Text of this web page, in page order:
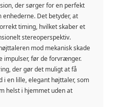
der sørger for en perfekt
Det betyder, at
timing, hvilket skaber et
stereoperspektiv.
mod mekanisk skade
impulser, før de forvrænger.
der gør det muligt at få
i en lille, elegant højttaler, som
helst i hjemmet uden at